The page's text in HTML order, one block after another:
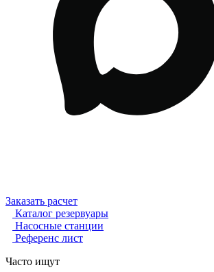
Заказать расчет
Каталог резервуары
Насосные станции
Референс лист
Часто ищут